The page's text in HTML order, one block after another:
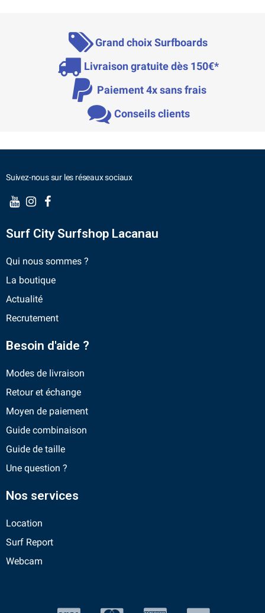
Grand choix Surfboards
Livraison gratuite dès 150€*
Paiement 4x sans frais
Conseils clients
Suivez-nous sur les réseaux sociaux
Surf City Surfshop Lacanau
Qui nous sommes ?
La boutique
Actualité
Recrutement
Besoin d'aide ?
Modes de livraison
Retour et échange
Moyen de paiement
Guide combinaison
Guide de taille
Une question ?
Nos services
Location
Surf Report
Webcam